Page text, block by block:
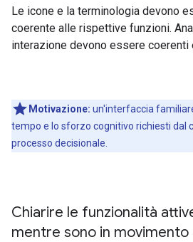
Le icone e la terminologia devono
coerente alle rispettive funzioni.
interazione devono essere coerenti
Motivazione: un'interfaccia
tempo e lo sforzo cognitivo richiesti dal
processo decisionale.
Chiarire le funzionalità
mentre sono in movimento